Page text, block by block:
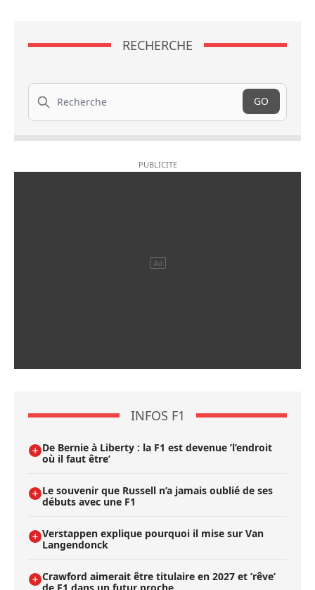
RECHERCHE
Recherche
GO
INFOS F1
De Bernie à Liberty : la F1 est devenue ’l’endroit
où il faut être’
Le souvenir que Russell n’a jamais oublié de ses
débuts avec une F1
Verstappen explique pourquoi il mise sur Van
Langendonck
Crawford aimerait être titulaire en 2027 et ’rêve’
de F1 dans un futur proche